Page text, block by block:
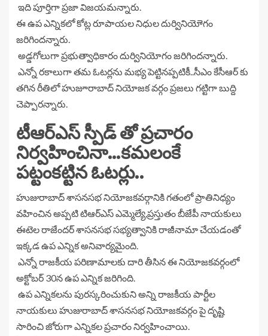
ఇది పూర్తిగా ప్రజా విజయమన్నారు.
ఈ ఉప ఎన్నికలో కోట్ల రూపాయల నిధుల దుర్వినియోెగం
జరిగిందన్నారు.
అడ్డగోలుగా ప్రభుత్వాధికారం దుర్వినియోగం జరిగిందన్నారు.
ఎన్నో రకాలుగా తమ ఓటర్లను మభ్య పెట్టినప్పటికీ..సీఎం కేసీఆర్ కు
తగిన రీతిలో హుజూరాబాద్ నియోజక వర్గం ప్రజలు గట్టిగా బుద్ది
చెప్పారన్నారు.
టీఆర్ఎస్ స్పీడ్ తో ప్రచారం
నిర్వహించినా…కమలంకే
పట్టంకట్టిన ఓటర్లు..
హుజురాబాద్ శాసనసభ నియోజకవర్గానికి గతంలో ప్రాతినిధ్యం
వహించిన అప్పటి టిఆర్ఎస్ ఎమ్మెల్యే,ప్రస్తుతం బీజేపీ నాయకులు
ఈటెల రాజేందర్ శాసనసభ సభ్యత్వానికి రాజీనామా చేయడంతో
ఇక్కడ ఉప ఎన్నిక అనివార్యమైంది.
ఎన్నో రాజకీయ పరిణామాలకు దారి తీసిన ఈ నియోజకవర్గంలో
అక్టోబర్ 30న ఉప ఎన్నిక జరిగింది.
ఉప ఎన్నికలను పురస్కరించుకుని అన్ని రాజకీయ పార్టీల
నాయకులు హుజురాబాద్ శాసనసభ నియోజకవర్గం పై దృష్టి
సారించి జోరుగా ఎన్నికల ప్రచారం నిర్వహించాయి.